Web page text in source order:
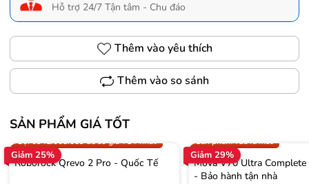
Hỗ trợ 24/7 Tận tâm - Chu đáo
Thêm vào yêu thích
Thêm vào so sánh
SẢN PHẨM GIÁ TỐT
Giảm 25%
Trợ giá 300.000đ
Gọi 0942.008.009 để có giá TỐT nhất
Roborock Qrevo 2 Pro - Quốc Tế
Giảm 29%
Sản phẩm vừa ra mắt
Mova V70 Ultra
- Bảo hành tận nhà